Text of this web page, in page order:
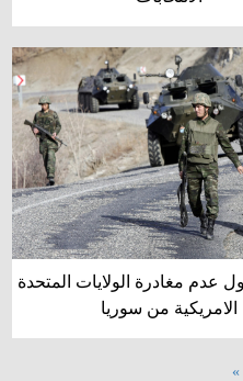
عدم مغادرة الولايات المتحدة
الامريكية من سوريا